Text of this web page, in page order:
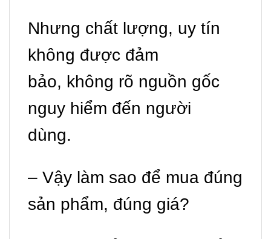
Nhưng chất lượng, uy tín
không được đảm
bảo, không rõ nguồn gốc
nguy hiểm đến người
dùng.
– Vậy làm sao để mua đúng
sản phẩm, đúng giá?